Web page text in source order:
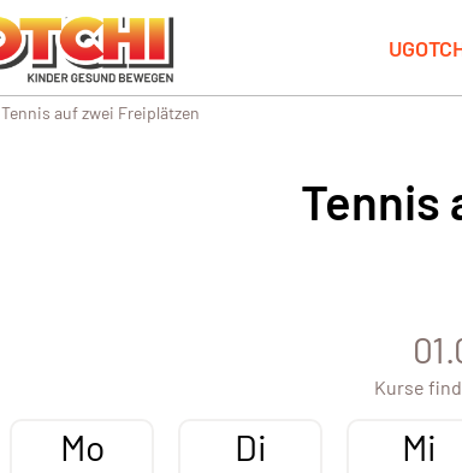
Tennis auf zwei Freiplätzen
Tennis
Kurse
Mo Di Mi